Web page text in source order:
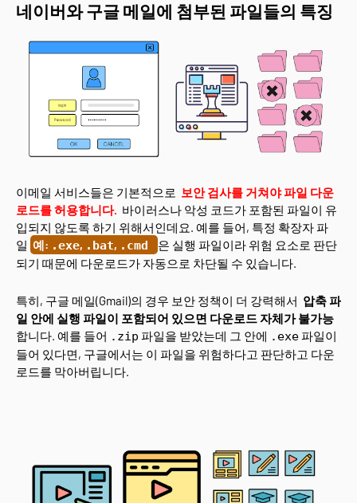
네이버와 구글 메일에 첨부된 파일들의 특징
이메일 서비스들은 기본적으로 보안 검사를 거쳐야 파일 다운
로드를 허용합니다. 바이러스나 악성 코드가 포함된 파일이 유
입되지 않도록 하기 위해서인데요. 예를 들어, 특정 확장자 파
일 예: .exe, .bat, .cmd
은 실행 파일이라 위험 요소로 판단
되기 때문에 다운로드가 자동으로 차단될 수 있습니다.
특히, 구글 메일(Gmail)의 경우 보안 정책이 더 강력해서 압축 파
일 안에 실행 파일이 포함되어 있으면 다운로드 자체가 불가능
합니다. 예를 들어 .zip 파일을 받았는데 그 안에 .exe 파일이
들어 있다면, 구글에서는 이 파일을 위험하다고 판단하고 다운
로드를 막아버립니다.